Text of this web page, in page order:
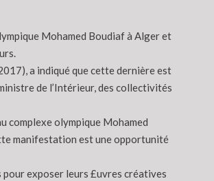
Mohamed Boudiaf à Alger et
a indiqué que cette dernière est
de l’Intérieur, des collectivités
complexe olympique Mohamed
manifestation est une opportunité
pour exposer leurs £uvres créatives